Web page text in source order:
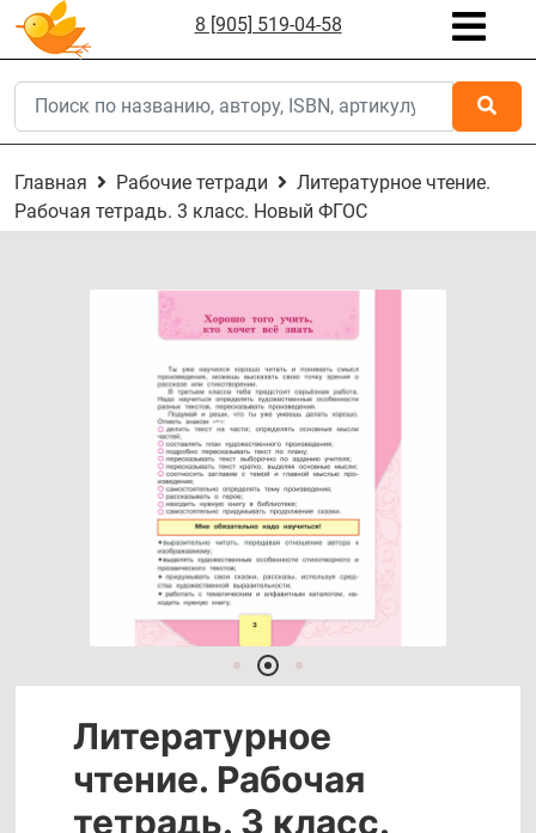
8 [905] 519-04-58
Главная Рабочие тетради
Литературное чтение.
Рабочая тетрадь. 3 класс. Новый ФГОС
Литературное
чтение. Рабочая
тетрадь. 3 класс.